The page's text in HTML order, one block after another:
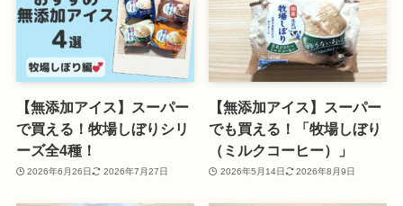
【無添加アイス】スーパー
で買える！牧場しぼりシリ
ーズ全4種！
2026年6月26日 2026年7月27日
【無添加アイス】スーパー
でも買える！「牧場しぼり
（ミルクコーヒー）」
2026年5月14日 2026年8月9日